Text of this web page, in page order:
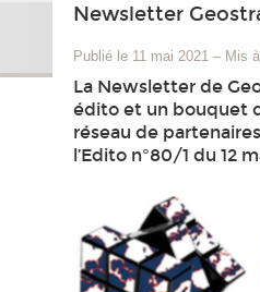
Newsletter
Publié le 11 mai 2021 – Mis
La Newsletter de
édito et un bouquet
réseau de
l’Edito n°80/1 du 12